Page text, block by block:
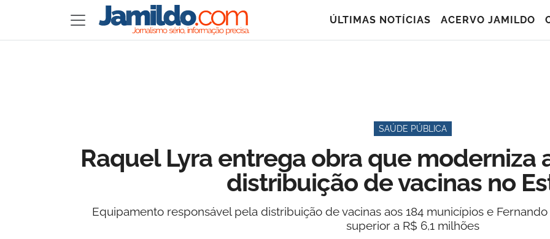
ÚLTIMAS NOTÍCIAS ACERVO JAMILDO
SAÚDE PÚBLICA
Raquel Lyra entrega obra que moderniza
distribuição de vacinas no
Equipamento responsável pela distribuição de vacinas aos 184 municípios e
superior a R$ 6,1 milhões